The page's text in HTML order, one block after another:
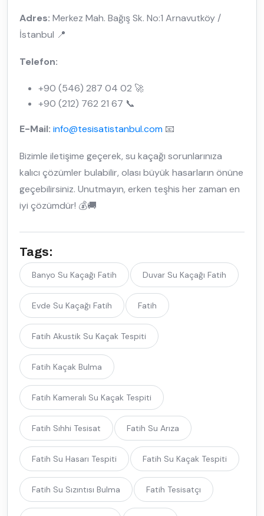
Adres: Merkez Mah. Bağış Sk. No:1 Arnavutköy /
İstanbul 📍
Telefon:
+90 (546) 287 04 02 🚀
+90 (212) 762 21 67 📞
E-Mail: info@tesisatistanbul.com 📧
Bizimle iletişime geçerek, su kaçağı sorunlarınıza
kalıcı çözümler bulabilir, olası büyük hasarların önüne
geçebilirsiniz. Unutmayın, erken teşhis her zaman en
iyi çözümdür! 💰🚚
Tags:
Banyo Su Kaçağı Fatih Duvar Su Kaçağı Fatih
Evde Su Kaçağı Fatih Fatih
Fatih Akustik Su Kaçak Tespiti
Fatih Kaçak Bulma
Fatih Kameralı Su Kaçak Tespiti
Fatih Sıhhi Tesisat Fatih Su Arıza
Fatih Su Hasarı Tespiti Fatih Su Kaçak Tespiti
Fatih Su Sızıntısı Bulma Fatih Tesisatçı